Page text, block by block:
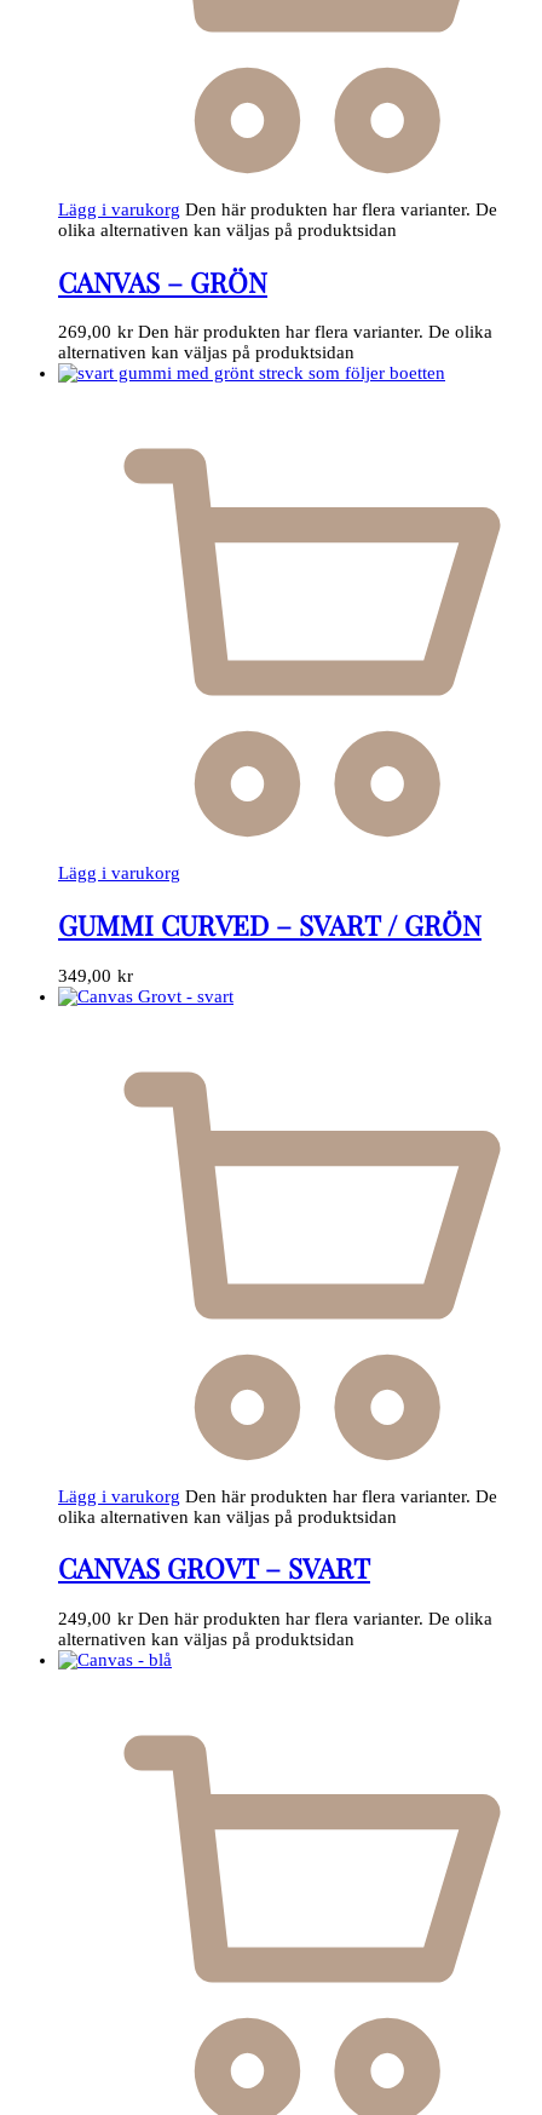
Lägg i varukorg Den här produkten har flera varianter. De
olika alternativen kan väljas på produktsidan
CANVAS – GRÖN
269,00 kr Den här produkten har flera varianter. De olika
alternativen kan väljas på produktsidan
Lägg i varukorg
GUMMI CURVED – SVART / GRÖN
349,00 kr
Lägg i varukorg Den här produkten har flera varianter. De
olika alternativen kan väljas på produktsidan
CANVAS GROVT – SVART
249,00 kr Den här produkten har flera varianter. De olika
alternativen kan väljas på produktsidan